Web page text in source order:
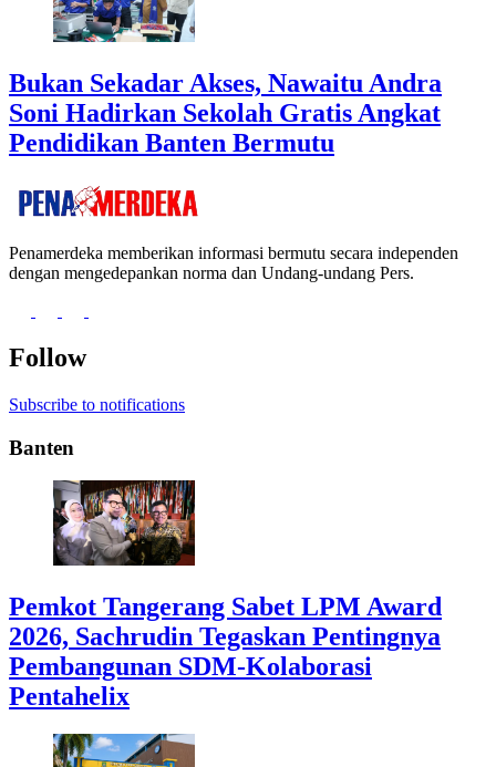
Bukan Sekadar Akses, Nawaitu Andra
Soni Hadirkan Sekolah Gratis Angkat
Pendidikan Banten Bermutu
Penamerdeka memberikan informasi bermutu secara independen
dengan mengedepankan norma dan Undang-undang Pers.
Follow
Subscribe to notifications
Banten
Pemkot Tangerang Sabet LPM Award
2026, Sachrudin Tegaskan Pentingnya
Pembangunan SDM-Kolaborasi
Pentahelix